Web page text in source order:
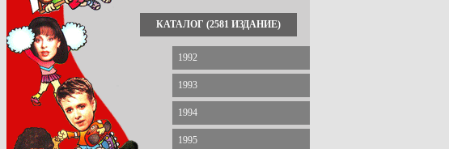
КАТАЛОГ (2581 ИЗДАНИЕ)
1992
1993
1994
1995